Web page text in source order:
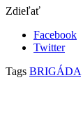
Zdieľať
Facebook
Twitter
Tags BRIGÁDA